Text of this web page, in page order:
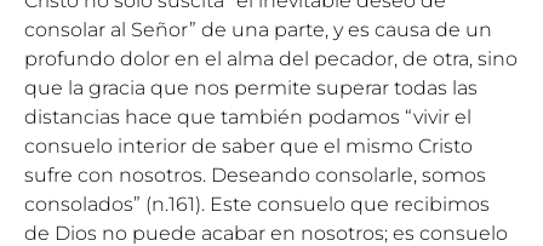
consolar al Señor” de una parte, y es causa de un
profundo dolor en el alma del pecador, de otra, sino
que la gracia que nos permite superar todas las
distancias hace que también podamos “vivir el
consuelo interior de saber que el mismo Cristo
sufre con nosotros. Deseando consolarle, somos
consolados” (n.161). Este consuelo que recibimos
de Dios no puede acabar en nosotros; es consuelo